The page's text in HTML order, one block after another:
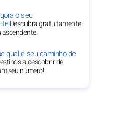
o seu
Descubra gratuitamente
ascendente!
qual é seu caminho de
a descobrir de
seu número!